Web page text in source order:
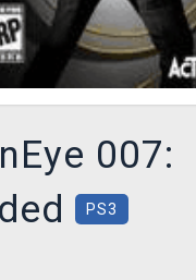
(BAZAR)
007:
PS3